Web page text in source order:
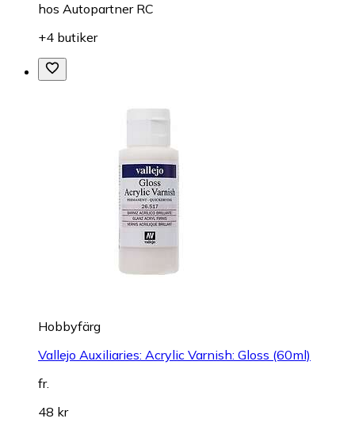
hos Autopartner RC
+4 butiker
Hobbyfärg
Vallejo Auxiliaries: Acrylic Varnish: Gloss (60ml)
fr.
48 kr